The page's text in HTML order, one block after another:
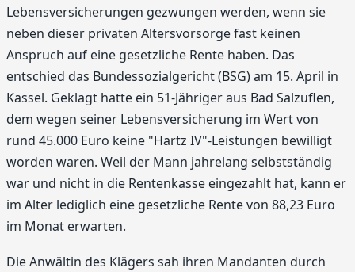
Lebensversicherungen gezwungen werden, wenn sie
neben dieser privaten Altersvorsorge fast keinen
Anspruch auf eine gesetzliche Rente haben. Das
entschied das Bundessozialgericht (BSG) am 15. April in
Kassel. Geklagt hatte ein 51-Jähriger aus Bad Salzuflen,
dem wegen seiner Lebensversicherung im Wert von
rund 45.000 Euro keine "Hartz IV"-Leistungen bewilligt
worden waren. Weil der Mann jahrelang selbstständig
war und nicht in die Rentenkasse eingezahlt hat, kann er
im Alter lediglich eine gesetzliche Rente von 88,23 Euro
im Monat erwarten.
Die Anwältin des Klägers sah ihren Mandanten durch